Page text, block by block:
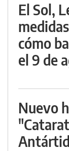
El Sol,
cómo
el 9 de
Nuevo